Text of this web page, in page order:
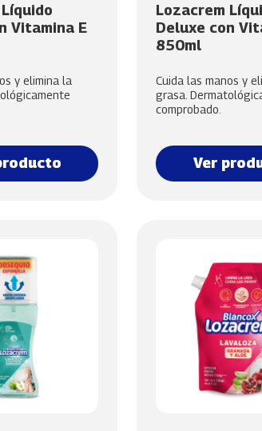
Vitamina E
y elimina la
Lozacrem
Deluxe con
850ml
Cuida las manos y
grasa.
comprobado.
Ver